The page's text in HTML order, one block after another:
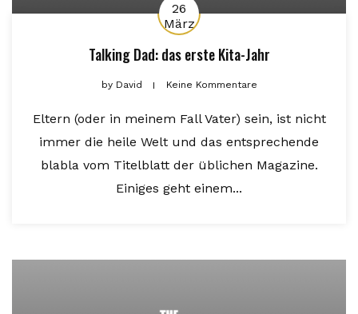
26
März
Talking Dad: das erste Kita-Jahr
byDavid Keine Kommentare
Eltern (oder in meinem Fall Vater) sein, ist nicht
immer die heile Welt und das entsprechende
blabla vom Titelblatt der üblichen Magazine.
Einiges geht einem...